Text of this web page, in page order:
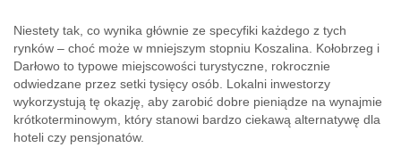
Niestety tak, co wynika głównie ze specyfiki każdego z tych
rynków – choć może w mniejszym stopniu Koszalina. Kołobrzeg i
Darłowo to typowe miejscowości turystyczne, rokrocznie
odwiedzane przez setki tysięcy osób. Lokalni inwestorzy
wykorzystują tę okazję, aby zarobić dobre pieniądze na wynajmie
krótkoterminowym, który stanowi bardzo ciekawą alternatywę dla
hoteli czy pensjonatów.